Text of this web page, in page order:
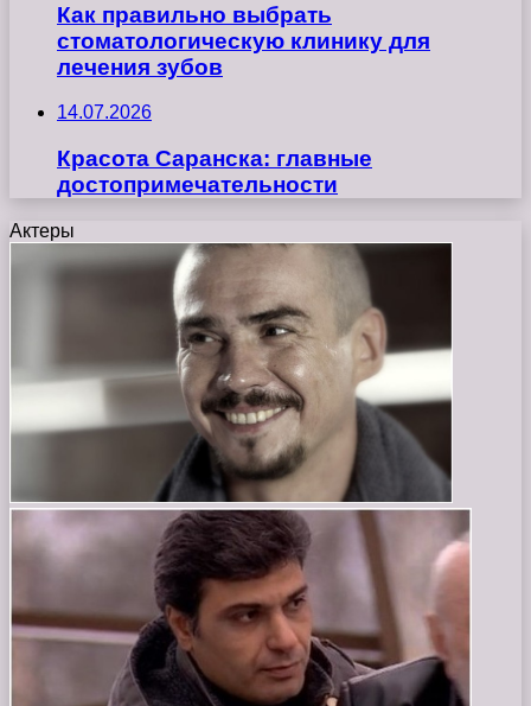
Как правильно выбрать
стоматологическую клинику для
лечения зубов
14.07.2026
Красота Саранска: главные
достопримечательности
Актеры